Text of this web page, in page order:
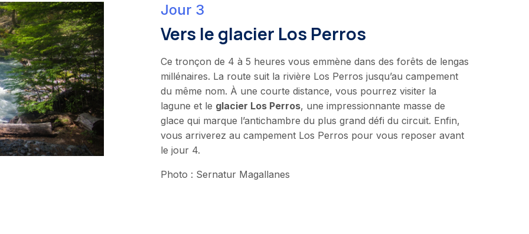
Jour 3
Vers le glacier Los Perros
Ce tronçon de 4 à 5 heures vous emmène dans des forêts de lengas
millénaires. La route suit la rivière Los Perros jusqu’au campement
du même nom. À une courte distance, vous pourrez visiter la
lagune et le glacier Los Perros, une impressionnante masse de
glace qui marque l’antichambre du plus grand défi du circuit. Enfin,
vous arriverez au campement Los Perros pour vous reposer avant
le jour 4.
Photo : Sernatur Magallanes